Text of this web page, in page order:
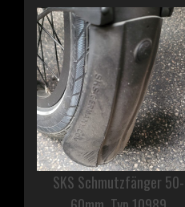
SKS Schmutzfänger 50-